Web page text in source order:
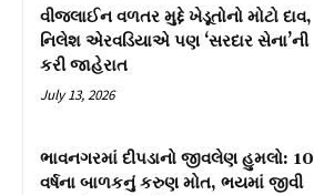
વીજલાઈન વળતર મુદ્દે ખેડૂતોનો મોટો દાવ,
નિલેશ એરવડિયાએ પણ ‘સરદાર સેના’ની
કરી જાહેરાત
July 13, 2026
ભાવનગરમાં દીપડાનો જીવલેણ હુમલો: 10
વર્ષના બાળકનું કરુણ મોત, ભયમાં જીવી